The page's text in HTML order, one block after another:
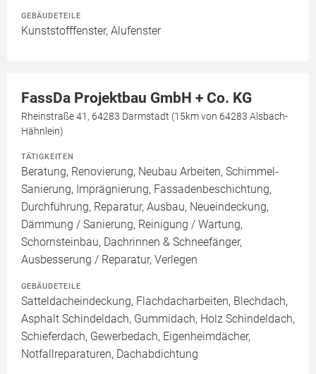
GEBÄUDETEILE
Kunststofffenster, Alufenster
FassDa Projektbau GmbH + Co. KG
Rheinstraße 41, 64283 Darmstadt (15km von 64283 Alsbach-
Hähnlein)
TÄTIGKEITEN
Beratung, Renovierung, Neubau Arbeiten, Schimmel-
Sanierung, Imprägnierung, Fassadenbeschichtung,
Durchführung, Reparatur, Ausbau, Neueindeckung,
Dämmung / Sanierung, Reinigung / Wartung,
Schornsteinbau, Dachrinnen & Schneefänger,
Ausbesserung / Reparatur, Verlegen
GEBÄUDETEILE
Satteldacheindeckung, Flachdacharbeiten, Blechdach,
Asphalt Schindeldach, Gummidach, Holz Schindeldach,
Schieferdach, Gewerbedach, Eigenheimdächer,
Notfallreparaturen, Dachabdichtung